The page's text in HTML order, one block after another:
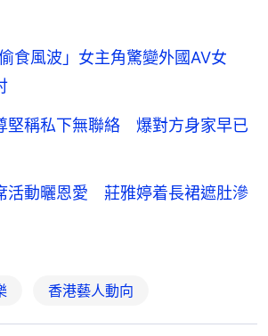
食風波」女主角驚變外國AV女
堅稱私下無聯絡 爆對方身家早已
活動曬恩愛 莊雅婷着長裙遮肚滲
香港藝人動向